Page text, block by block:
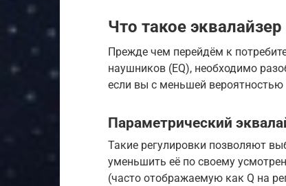
Что такое эквалайзер
Прежде чем перейдём к
наушников (EQ), необходимо
если вы с меньшей
Параметрический
Такие регулировки позволяют
уменьшить её по своему
(часто отображаемую как Q на